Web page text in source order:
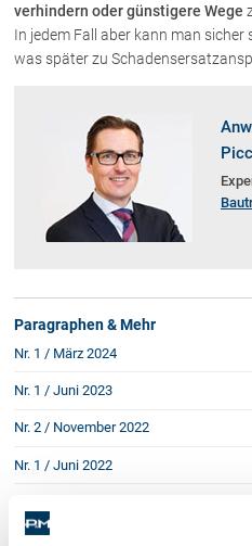
verhindern oder günstigere Wege
In jedem Fall aber kann man
was später zu
Paragraphen & Mehr
Nr. 1 / März 2024
Nr. 1 / Juni 2023
Nr. 2 / November 2022
Nr. 1 / Juni 2022
Nr. 1 / September 2020